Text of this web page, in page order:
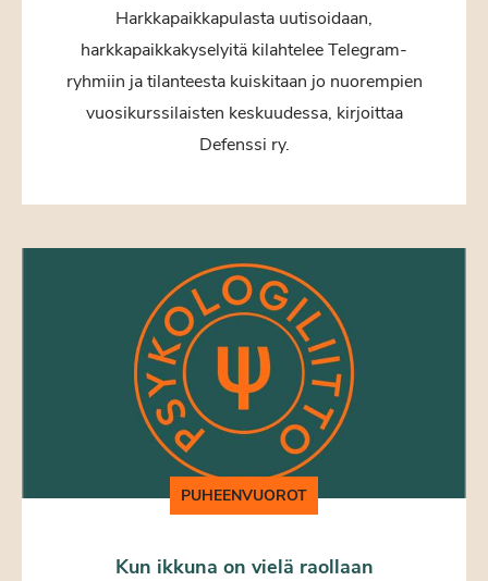
Harkkapaikkapulasta uutisoidaan,
harkkapaikkakyselyitä kilahtelee Telegram-
ryhmiin ja tilanteesta kuiskitaan jo nuorempien
vuosikurssilaisten keskuudessa, kirjoittaa
Defenssi ry.
PUHEENVUOROT
Kun ikkuna on vielä raollaan